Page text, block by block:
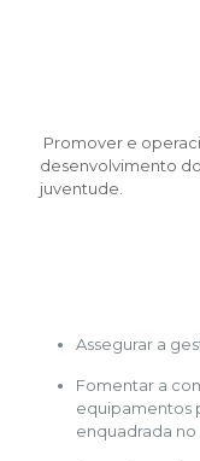
Promover e
desenvolvimento
juventude.
Assegurar a
Fomentar a
equipamentos
enquadrada